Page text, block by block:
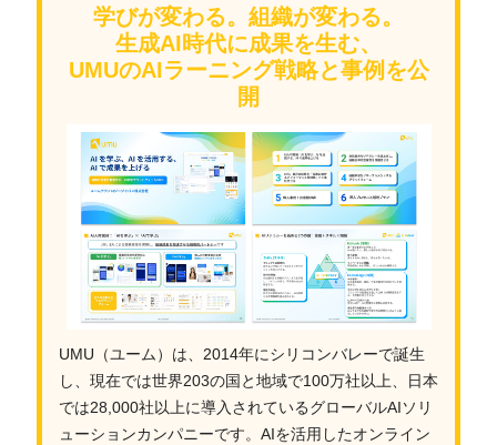
学びが変わる。組織が変わる。
生成AI時代に成果を生む、
UMUのAIラーニング戦略と事例を公
開
UMU（ユーム）は、2014年にシリコンバレーで誕生
し、現在では世界203の国と地域で100万社以上、日本
では28,000社以上に導入されているグローバルAIソリ
ューションカンパニーです。AIを活用したオンライン